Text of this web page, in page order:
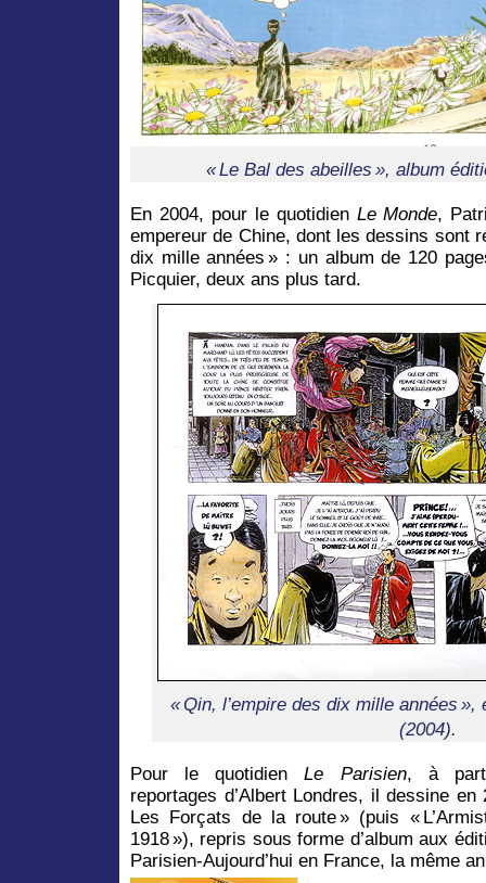
« Le Bal des abeilles », album
En 2004, pour le quotidien Le Monde,
empereur de Chine, dont les dessins sont
dix mille années » : un album de 120
Picquier, deux ans plus tard.
« Qin, l’empire des dix mille années
(2004).
Pour le quotidienLe Parisien,
à
reportages d’Albert Londres, il dessine en
Les Forçats de la route » (puis «
1918 »), repris sous forme d’album aux
Parisien-Aujourd’hui en France, la même